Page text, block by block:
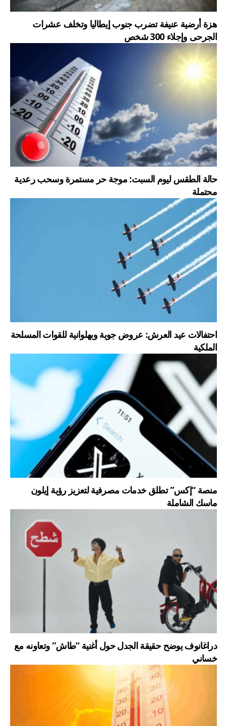
هزة أرضية عنيفة تضرب جنوب إيطاليا وتخلف عشرات
الجرحى وإجلاء 300 شخص
حالة الطقس ليوم السبت: موجة حر مستمرة وسحب رعدية
محتملة
احتفالات عيد العرش: عروض جوية وبهلوانية للقوات المسلحة
الملكية
منصة “إكس” تطلق خدمات مصرفية لتعزيز رؤية إيلون
ماسك الشاملة
دراغانوف يوضح حقيقة الجدل حول أغنية “طاش” وتعاونه مع
خساني